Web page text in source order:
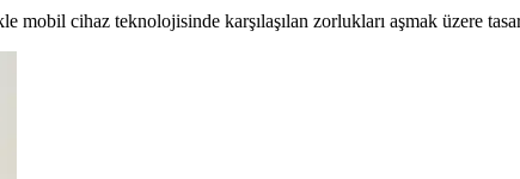
cihaz teknolojisinde karşılaşılan zorlukları aşmak üzere